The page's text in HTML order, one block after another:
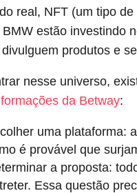
real, NFT (um tipo
BMW estão investindo
produtos e
nesse universo,
da Betway:
uma plataforma:
é provável que
a proposta:
Essa questão